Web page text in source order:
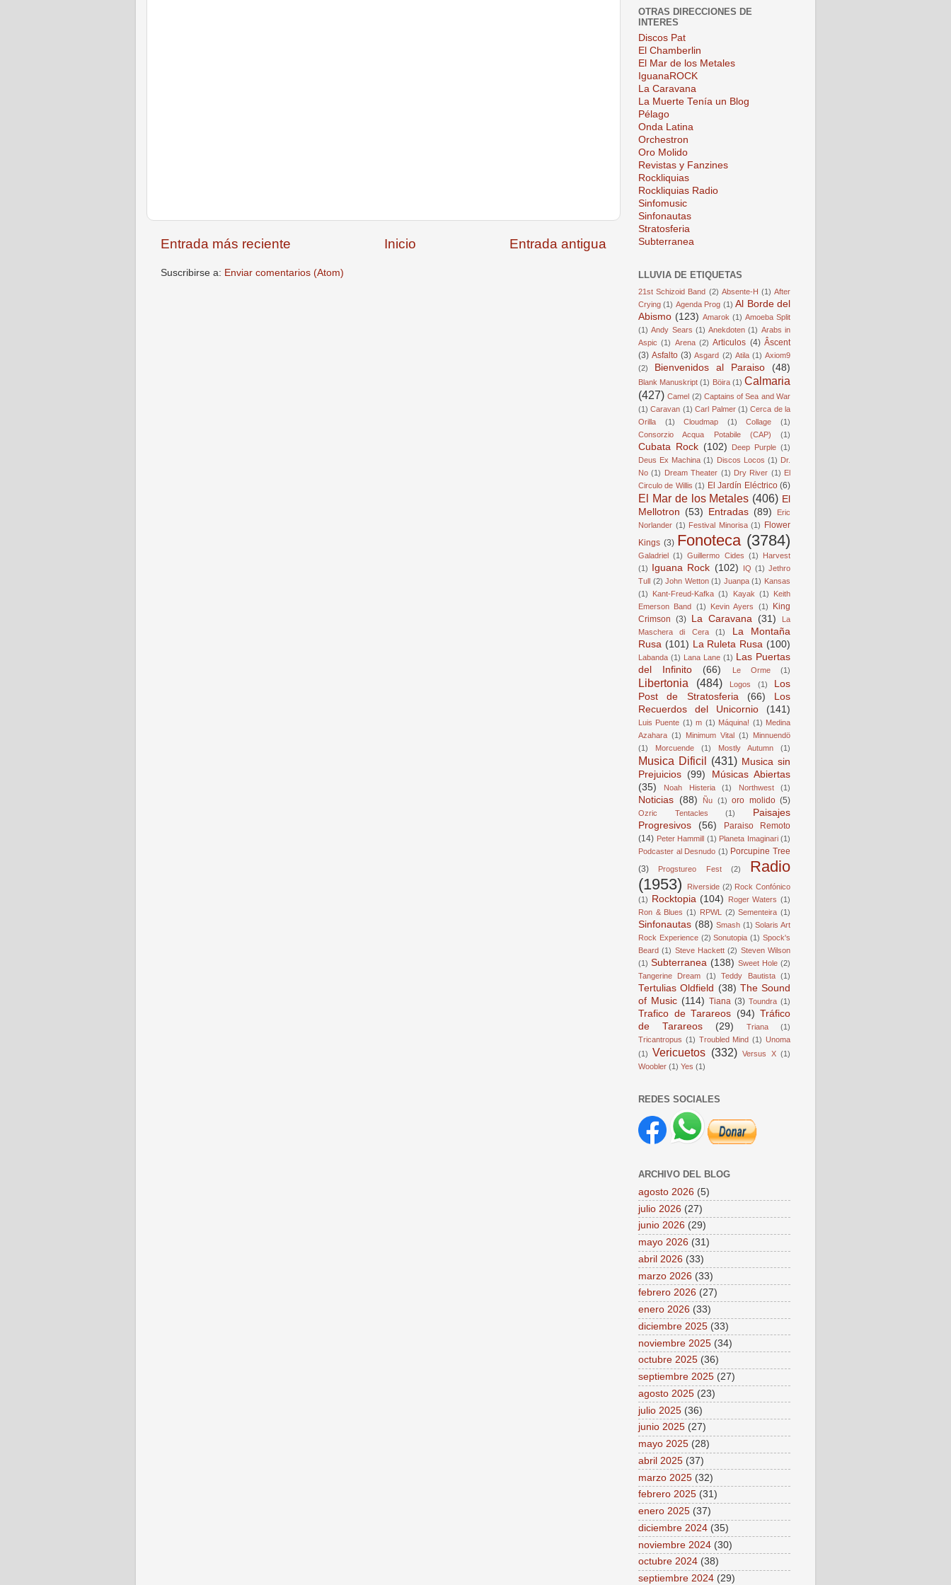
Entrada más reciente Entrada antigua
Inicio
Suscribirse a: Enviar comentarios (Atom)
OTRAS DIRECCIONES DE
INTERES
Discos Pat
El Chamberlin
El Mar de los Metales
IguanaROCK
La Caravana
La Muerte Tenía un Blog
Pélago
Onda Latina
Orchestron
Oro Molido
Revistas y Fanzines
Rockliquias
Rockliquias Radio
Sinfomusic
Sinfonautas
Stratosferia
Subterranea
LLUVIA DE ETIQUETAS
21st Schizoid Band (2) Absente-H (1) After
Crying (1) Agenda Prog (1) Al Borde del
Abismo (123) Amarok (1) Amoeba Split
(1) Andy Sears (1) Anekdoten (1) Arabs in
Aspic (1) Arena (2) Articulos (4) Âscent
(3) Asfalto (3) Asgard (2) Atila (1) Axiom9
(2)
Bienvenidos al Paraiso (48)
Blank Manuskript (1) Böira (1) Calmaria
(427) Camel (2) Captains of Sea and War
(1) Caravan (1) Carl Palmer (1) Cerca de la
Orilla
(1) Cloudmap (1) Collage
(1)
Consorzio Acqua Potabile (CAP)
(1)
Cubata Rock (102) Deep Purple (1)
Deus Ex Machina (1) Discos Locos (1) Dr.
No (1) Dream Theater (1) Dry River (1) El
Circulo de Willis (1) El Jardín Eléctrico (6)
El Mar de los Metales (406) El
Mellotron (53) Entradas (89)
Eric
Norlander (1) Festival Minorisa (1) Flower
Kings (3) Fonoteca (3784)
Galadriel (1) Guillermo Cides (1)
Harvest
(1) Iguana Rock (102) IQ (1) Jethro
Tull (2) John Wetton (1) Juanpa (1) Kansas
(1)
Kant-Freud-Kafka (1) Kayak (1)
Keith
Emerson Band (1) Kevin Ayers (1)
King
Crimson (3) La Caravana (31)
La
Maschera di Cera
(1)
La Montaña
Rusa (101) La Ruleta Rusa (100)
Labanda (1) Lana Lane (1) Las Puertas
del Infinito
(66) Le Orme (1)
Libertonia (484) Logos (1)
Los
Post de Stratosferia
(66)
Los
Recuerdos del Unicornio
(141)
Luis Puente (1) m (1) Máquina! (1) Medina
Azahara (1) Minimum Vital (1)
Minnuendö
(1)
Morcuende (1) Mostly Autumn (1)
Musica Dificil (431) Musica sin
Prejuicios (99)
Músicas Abiertas
(35)
Noah Histeria (1) Northwest (1)
Noticias (88) Ñu (1) oro molido (5)
Ozric Tentacles (1)
Paisajes
Progresivos
(56)
Paraiso Remoto
(14) Peter Hammill (1) Planeta Imaginari (1)
Podcaster al Desnudo (1) Porcupine Tree
(3)
Progstureo Fest (2)
Radio
(1953)
Riverside (2) Rock Confónico
(1) Rocktopia (104) Roger Waters (1)
Ron & Blues (1) RPWL (2) Sementeira (1)
Sinfonautas (88) Smash (1) Solaris Art
Rock Experience (2) Sonutopia (1) Spock's
Beard (1) Steve Hackett (2) Steven Wilson
(1) Subterranea (138) Sweet Hole (2)
Tangerine Dream
(1) Teddy Bautista (1)
Tertulias Oldfield (38) The Sound
of Music (114) Tiana (3) Toundra (1)
Trafico de Tarareos (94) Tráfico
de Tarareos
(29) Triana
(1)
Tricantropus (1) Troubled Mind (1) Unoma
(1)
Vericuetos (332) Versus X (1)
Woobler (1) Yes (1)
REDES SOCIALES
ARCHIVO DEL BLOG
agosto 2026 (5)
julio 2026 (27)
junio 2026 (29)
mayo 2026 (31)
abril 2026 (33)
marzo 2026 (33)
febrero 2026 (27)
enero 2026 (33)
diciembre 2025 (33)
noviembre 2025 (34)
octubre 2025 (36)
septiembre 2025 (27)
agosto 2025 (23)
julio 2025 (36)
junio 2025 (27)
mayo 2025 (28)
abril 2025 (37)
marzo 2025 (32)
febrero 2025 (31)
enero 2025 (37)
diciembre 2024 (35)
noviembre 2024 (30)
octubre 2024 (38)
septiembre 2024 (29)